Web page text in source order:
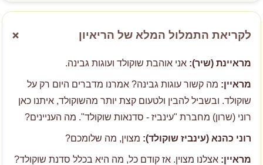
הרופאים ממליצים לאכול עד 25 גרם שוקולד מריר ביום.
לקריאת התמלול המלא של הריאיון +
מראיינת (שיר): אני אוהבת שוקולד ועוגות גבינה.
מראיין: מה קשור עוגות גבינה? אמרנו מדברים היום רק על
שוקולד. ובשביל להבין ולטעום קצת יותר מהשוקולד, איתנו כאן
רוני (שרון) מחברת "עינביז - סדנאות שוקולד". מה העניינים?
רוני כהנא (עינביז שוקולד): מצוין, מה שלומכם?
מראיין: אצלנו מצוין. אז קודם כל, מה היא בכלל סדנת שוקולד?